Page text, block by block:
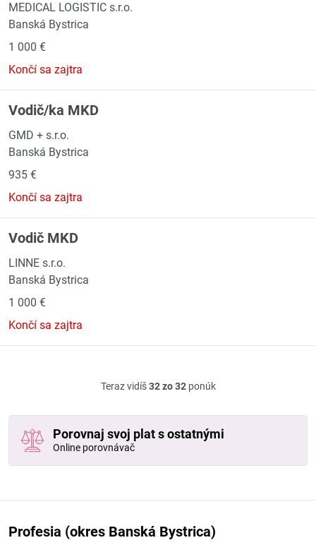
MEDICAL LOGISTIC s.r.o.
Banská Bystrica
1 000 €
Končí sa zajtra
Vodič/ka MKD
GMD + s.r.o.
Banská Bystrica
935 €
Končí sa zajtra
Vodič MKD
LINNE s.r.o.
Banská Bystrica
1 000 €
Končí sa zajtra
Teraz vidíš32 zo 32ponúk
Porovnaj svoj plat s ostatnými
Online porovnávač
Profesia (okres Banská Bystrica)